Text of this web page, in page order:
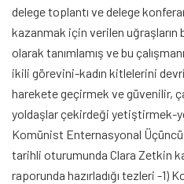
delege toplantı ve delege
kazanmak için verilen uğraşların
olarak tanımlamış ve bu
ikili görevini-kadın kitlelerini
harekete geçirmek ve güvenilir,
yoldaşlar çekirdeği yetiştirmek-
Komünist Enternasyonal
tarihli oturumunda Clara Zetkin
raporunda hazırladığı tezleri -1)